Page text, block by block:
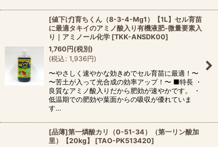
[値下げ]育ちくん（8-3-4-Mg1）【1L】セル育苗
に最適タキイのアミノ酸入り有機液肥-微量要素入
り｜アミノール化学 [TKK-ANSDK00]
1,760円(税別)
(税込: 1,936円)
〜やさしく速やかな効きめでセル育苗に最適！〜
〜苦土が入って光合成の効率アップ！〜 ■特長 ・
良質なアミノ酸入りだから肥効が速やかです。 ・
低温期での肥効や葉面からの吸収が優れていま
す…
[品薄]第一燐酸カリ（0-51-34）（第一リン酸加
里）【20kg】
[TAO-PK513420]